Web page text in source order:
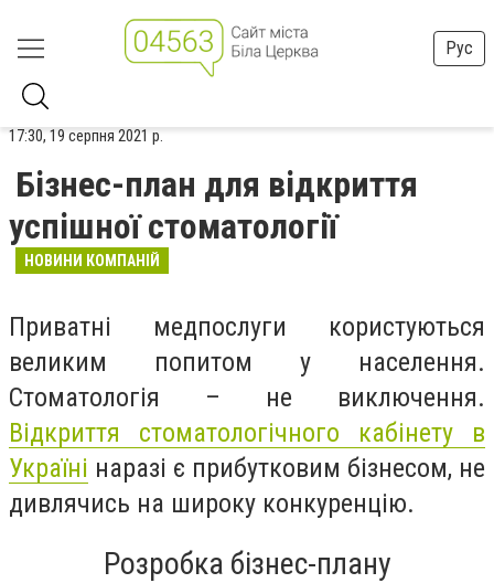
Рус
17:30, 19 серпня 2021 р.
Бізнес-план для відкриття
успішної стоматології
НОВИНИ КОМПАНІЙ
Приватні медпослуги користуються
великим попитом у населення.
Стоматологія – не виключення.
Відкриття стоматологічного кабінету в
Україні наразі є прибутковим бізнесом, не
дивлячись на широку конкуренцію.
Розробка бізнес-плану